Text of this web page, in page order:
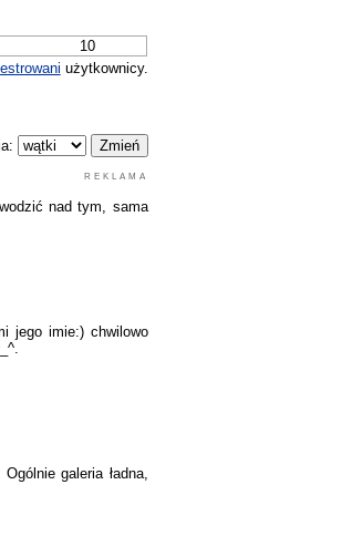
10
użytkownicy.
REKLAMA
nad tym, sama
jego imie:) chwilowo
galeria ładna,